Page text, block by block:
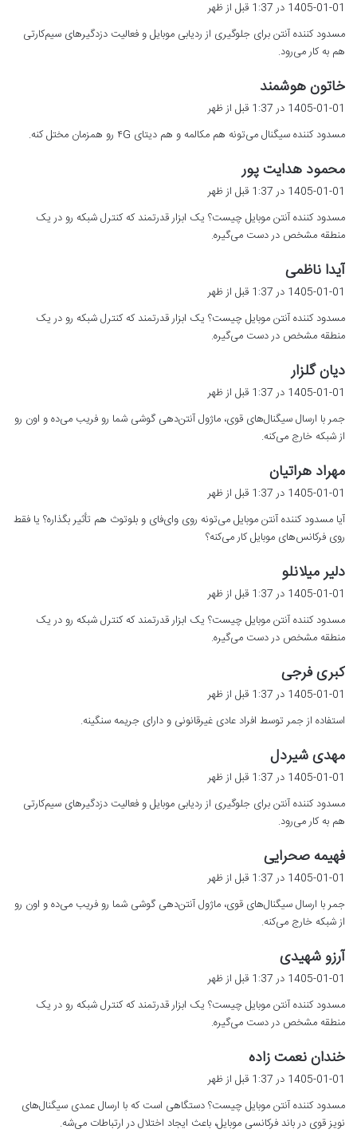
:
1405-01-01 در 1:37 قبل از ظهر
مسدود کننده آنتن برای جلوگیری از ردیابی موبایل و فعالیت دزدگیرهای سیم‌کارتی
هم به کار می‌رود.
خاتون هوشمند
ف
:
1405-01-01 در 1:37 قبل از ظهر
مسدود کننده سیگنال می‌تونه هم مکالمه و هم دیتای ۴G رو همزمان مختل کنه.
محمود هدایت پور
ف
ت
:
1405-01-01 در 1:37 قبل از ظهر
مسدود کننده آنتن موبایل چیست؟ یک ابزار قدرتمند که کنترل شبکه رو در یک
منطقه مشخص در دست می‌گیره.
آیدا ناظمی
ت
:
1405-01-01 در 1:37 قبل از ظهر
مسدود کننده آنتن موبایل چیست؟ یک ابزار قدرتمند که کنترل شبکه رو در یک
منطقه مشخص در دست می‌گیره.
دیان گلزار
ف
:
1405-01-01 در 1:37 قبل از ظهر
جمر با ارسال سیگنال‌های قوی، ماژول آنتن‌دهی گوشی شما رو فریب می‌ده و اون رو
از شبکه خارج می‌کنه.
مهراد هراتیان
ف
:
1405-01-01 در 1:37 قبل از ظهر
آیا مسدود کننده آنتن موبایل می‌تونه روی وای‌فای و بلوتوث هم تأثیر بگذاره؟ یا فقط
روی فرکانس‌های موبایل کار می‌کنه؟
دلیر میلانلو
ت
:
1405-01-01 در 1:37 قبل از ظهر
مسدود کننده آنتن موبایل چیست؟ یک ابزار قدرتمند که کنترل شبکه رو در یک
منطقه مشخص در دست می‌گیره.
کبری فرجی
ت
:
1405-01-01 در 1:37 قبل از ظهر
استفاده از جمر توسط افراد عادی غیرقانونی و دارای جریمه سنگینه.
مهدی شیردل
ف
:
1405-01-01 در 1:37 قبل از ظهر
مسدود کننده آنتن برای جلوگیری از ردیابی موبایل و فعالیت دزدگیرهای سیم‌کارتی
هم به کار می‌رود.
فهیمه صحرایی
ف
:
1405-01-01 در 1:37 قبل از ظهر
جمر با ارسال سیگنال‌های قوی، ماژول آنتن‌دهی گوشی شما رو فریب می‌ده و اون رو
از شبکه خارج می‌کنه.
آرزو شهیدی
ت
:
1405-01-01 در 1:37 قبل از ظهر
مسدود کننده آنتن موبایل چیست؟ یک ابزار قدرتمند که کنترل شبکه رو در یک
منطقه مشخص در دست می‌گیره.
خندان نعمت زاده
ف
ت
:
1405-01-01 در 1:37 قبل از ظهر
مسدود کننده آنتن موبایل چیست؟ دستگاهی است که با ارسال عمدی سیگنال‌های
نویز قوی در باند فرکانسی موبایل، باعث ایجاد اختلال در ارتباطات می‌شه.